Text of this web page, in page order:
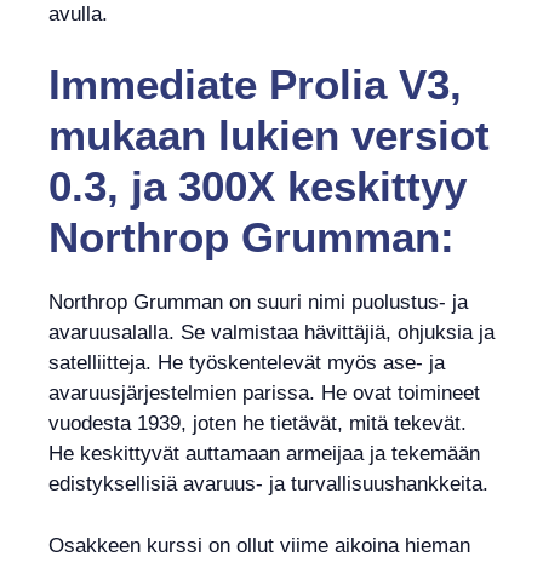
avulla.
Immediate Prolia V3,
mukaan lukien versiot
0.3, ja 300X keskittyy
Northrop Grumman:
Northrop Grumman on suuri nimi puolustus- ja
avaruusalalla. Se valmistaa hävittäjiä, ohjuksia ja
satelliitteja. He työskentelevät myös ase- ja
avaruusjärjestelmien parissa. He ovat toimineet
vuodesta 1939, joten he tietävät, mitä tekevät.
He keskittyvät auttamaan armeijaa ja tekemään
edistyksellisiä avaruus- ja turvallisuushankkeita.
Osakkeen kurssi on ollut viime aikoina hieman